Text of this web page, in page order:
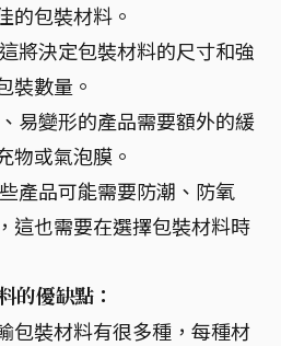
的包裝材料。
這將決定包裝材料的尺寸和強
裝數量。
易變形的產品需要額外的緩
物或氣泡膜。
產品可能需要防潮、防氧
這也需要在選擇包裝材料時
的優缺點：
包裝材料有很多種，每種材